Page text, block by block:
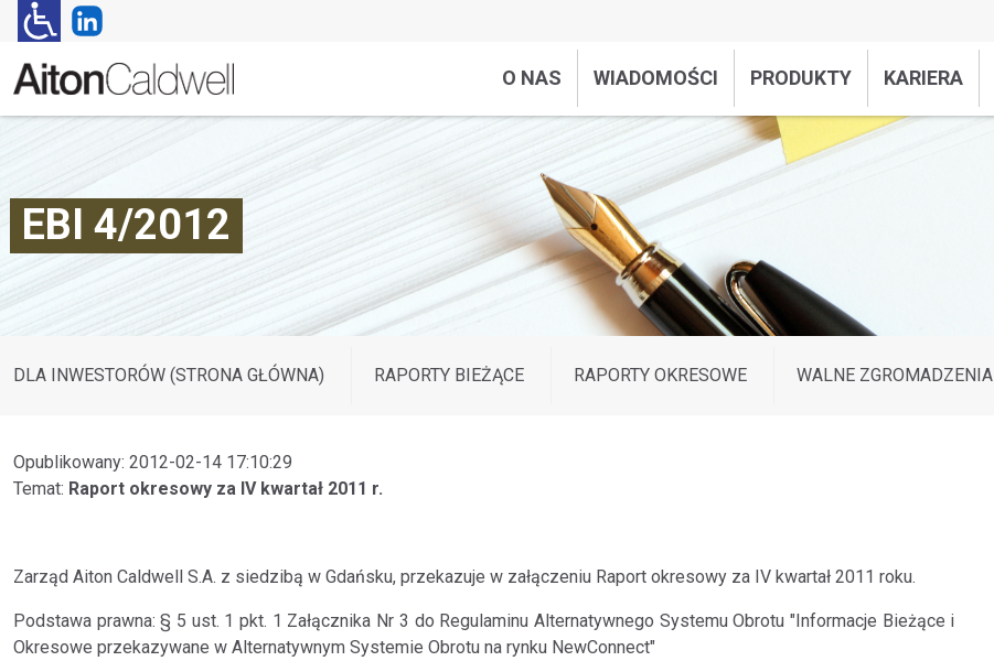
O NAS WIADOMOŚCI PRODUKTY KARIERA
EBI 4/2012
DLA INWESTORÓW (STRONA GŁÓWNA) RAPORTY BIEŻĄCE RAPORTY OKRESOWE WALNE ZGROMADZENIA
Opublikowany: 2012-02-14 17:10:29
Temat: Raport okresowy za IV kwartał 2011 r.
Zarząd Aiton Caldwell S.A. z siedzibą w Gdańsku, przekazuje w załączeniu Raport okresowy za IV kwartał 2011 roku.
Podstawa prawna: § 5 ust. 1 pkt. 1 Załącznika Nr 3 do Regulaminu Alternatywnego Systemu Obrotu "Informacje Bieżące i
Okresowe przekazywane w Alternatywnym Systemie Obrotu na rynku NewConnect"